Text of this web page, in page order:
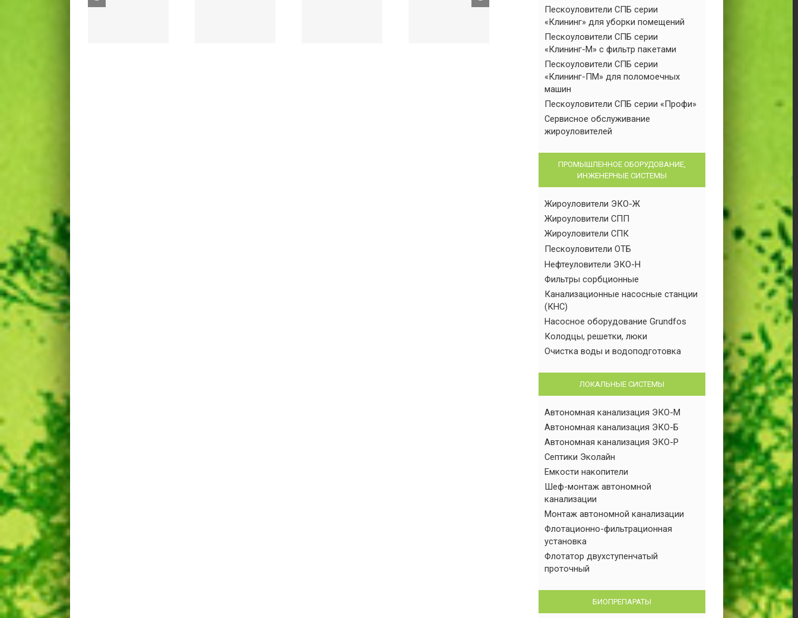
Пескоуловители СПБ серии
«Клининг» для уборки помещений
Пескоуловители СПБ серии
«Клининг-М» с фильтр пакетами
Пескоуловители СПБ серии
«Клининг-ПМ» для поломоечных
машин
Пескоуловители СПБ серии «Профи»
Сервисное обслуживание
жироуловителей
ПРОМЫШЛЕННОЕ ОБОРУДОВАНИЕ,
ИНЖЕНЕРНЫЕ СИСТЕМЫ
Жироуловители ЭКО-Ж
Жироуловители СПП
Жироуловители СПК
Пескоуловители ОТБ
Нефтеуловители ЭКО-Н
Фильтры сорбционные
Канализационные насосные станции
(КНС)
Насосное оборудование Grundfos
Колодцы, решетки, люки
Очистка воды и водоподготовка
ЛОКАЛЬНЫЕ СИСТЕМЫ
Автономная канализация ЭКО-М
Автономная канализация ЭКО-Б
Автономная канализация ЭКО-Р
Септики Эколайн
Емкости накопители
Шеф-монтаж автономной
канализации
Монтаж автономной канализации
Флотационно-фильтрационная
установка
Флотатор двухступенчатый
проточный
БИОПРЕПАРАТЫ